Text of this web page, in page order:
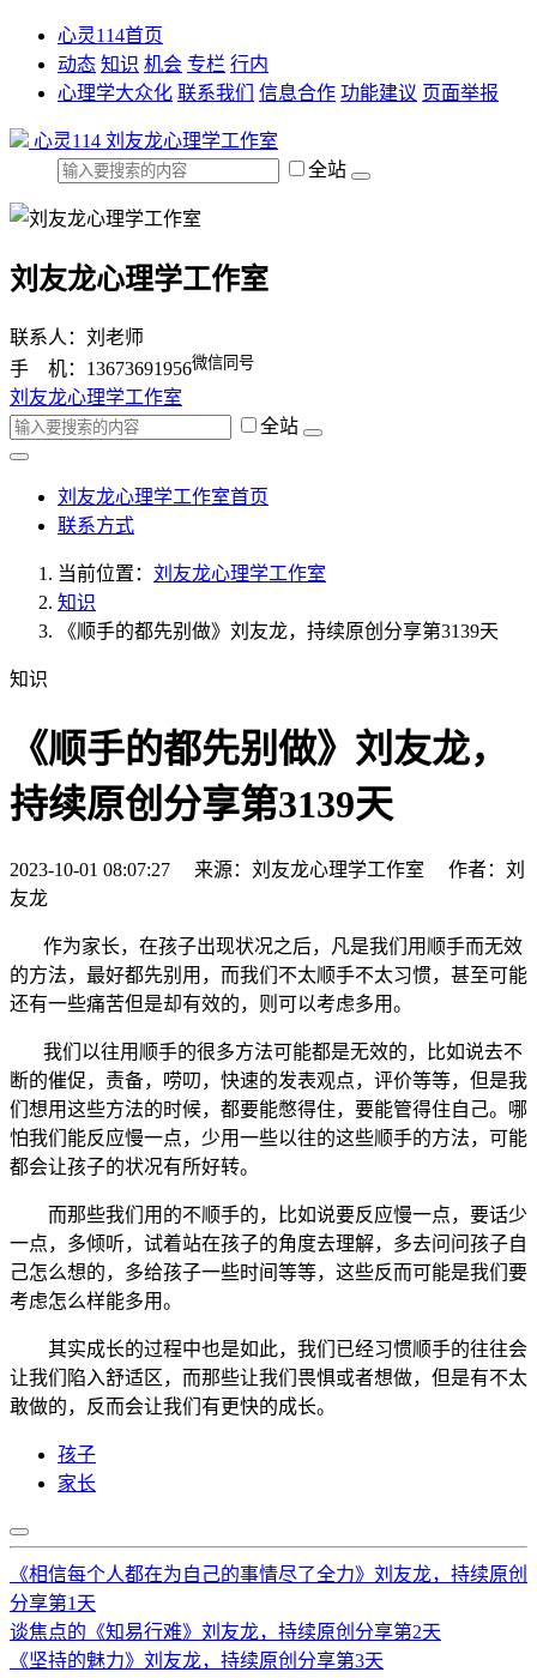
心灵114首页
动态 知识 机会 专栏 行内
心理学大众化 联系我们 信息合作 功能建议 页面举报
心灵114 刘友龙心理学工作室
全站
刘友龙心理学工作室
联系人：刘老师
手 机：13673691956微信同号
刘友龙心理学工作室
全站
刘友龙心理学工作室首页
联系方式
当前位置： 刘友龙心理学工作室
知识
《顺手的都先别做》刘友龙，持续原创分享第3139天
知识
《顺手的都先别做》刘友龙，
持续原创分享第3139天
2023-10-01 08:07:27 来源：刘友龙心理学工作室 作者：刘
友龙
作为家长，在孩子出现状况之后，凡是我们用顺手而无效
的方法，最好都先别用，而我们不太顺手不太习惯，甚至可能
还有一些痛苦但是却有效的，则可以考虑多用。
我们以往用顺手的很多方法可能都是无效的，比如说去不
断的催促，责备，唠叨，快速的发表观点，评价等等，但是我
们想用这些方法的时候，都要能憋得住，要能管得住自己。哪
怕我们能反应慢一点，少用一些以往的这些顺手的方法，可能
都会让孩子的状况有所好转。
而那些我们用的不顺手的，比如说要反应慢一点，要话少
一点，多倾听，试着站在孩子的角度去理解，多去问问孩子自
己怎么想的，多给孩子一些时间等等，这些反而可能是我们要
考虑怎么样能多用。
其实成长的过程中也是如此，我们已经习惯顺手的往往会
让我们陷入舒适区，而那些让我们畏惧或者想做，但是有不太
敢做的，反而会让我们有更快的成长。
孩子
家长
《相信每个人都在为自己的事情尽了全力》刘友龙，持续原创
分享第1天
谈焦点的《知易行难》刘友龙，持续原创分享第2天
《坚持的魅力》刘友龙，持续原创分享第3天